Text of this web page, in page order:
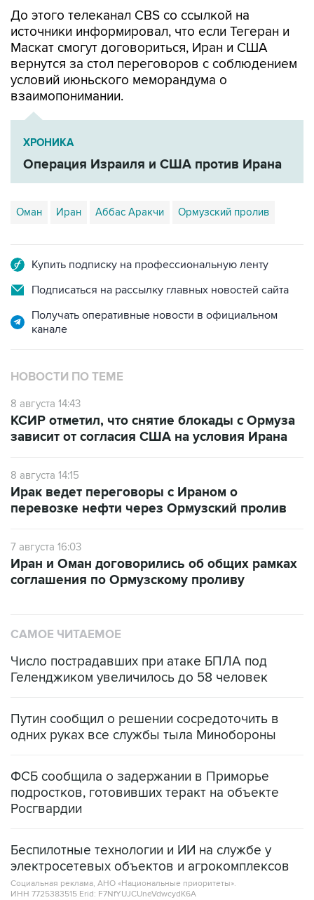
До этого телеканал CBS со ссылкой на
источники информировал, что если Тегеран и
Маскат смогут договориться, Иран и США
вернутся за стол переговоров с соблюдением
условий июньского меморандума о
взаимопонимании.
ХРОНИКА
Операция Израиля и США против Ирана
Оман Иран Аббас Аракчи Ормузский пролив
Купить подписку на профессиональную ленту
Подписаться на рассылку главных новостей сайта
Получать оперативные новости в официальном
канале
НОВОСТИ ПО ТЕМЕ
8 августа 14:43
КСИР отметил, что снятие блокады с Ормуза
зависит от согласия США на условия Ирана
8 августа 14:15
Ирак ведет переговоры с Ираном о
перевозке нефти через Ормузский пролив
7 августа 16:03
Иран и Оман договорились об общих рамках
соглашения по Ормузскому проливу
САМОЕ ЧИТАЕМОЕ
Число пострадавших при атаке БПЛА под
Геленджиком увеличилось до 58 человек
Путин сообщил о решении сосредоточить в
одних руках все службы тыла Минобороны
ФСБ сообщила о задержании в Приморье
подростков, готовивших теракт на объекте
Росгвардии
Беспилотные технологии и ИИ на службе у
электросетевых объектов и агрокомплексов
Социальная реклама, АНО «Национальные приоритеты».
ИНН 7725383515 Erid: F7NfYUJCUneVdwcydK6A